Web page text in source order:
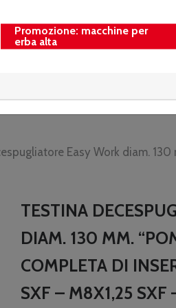
Promozione: macchine per
erba alta
Easy Work diam.
TESTINA
DIAM. 130 MM.
COMPLETA DI
SXF – M8X1,25 SXF